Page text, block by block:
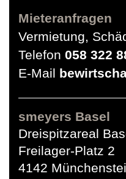
Mieteranfragen
Vermietung,
Telefon 058 322
E-Mail
smeyers Basel
Dreispitzareal
Freilager-Platz 2
4142